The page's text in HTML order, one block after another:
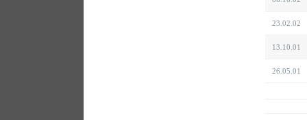
23.02.02
13.10.01
26.05.01